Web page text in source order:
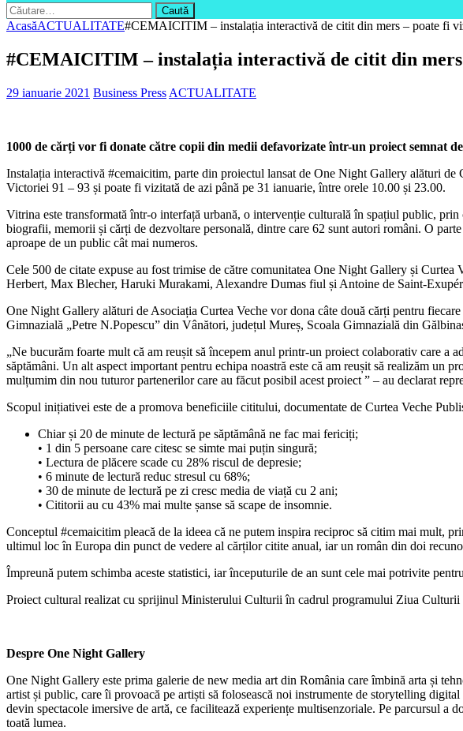
Caută
după:
AcasăACTUALITATE#CEMAICITIM – instalația interactivă de citit din mers – poate fi
#CEMAICITIM – instalația interactivă de citit din
29 ianuarie 2021 Business Press ACTUALITATE
1000 de cărți vor fi donate către copii din medii defavorizate într-un proiect semnat
Instalația interactivă #cemaicitim, parte din proiectul lansat de One Night Gallery alături
Victoriei 91 – 93 și poate fi vizitată de azi până pe 31 ianuarie, între orele 10.00 și 23.00.
Vitrina este transformată într-o interfață urbană, o intervenție culturală în spațiul public,
biografii, memorii și cărți de dezvoltare personală, dintre care 62 sunt autori români. O
aproape de un public cât mai numeros.
Cele 500 de citate expuse au fost trimise de către comunitatea One Night Gallery și
Herbert, Max Blecher, Haruki Murakami, Alexandre Dumas fiul și Antoine de Saint-
One Night Gallery alături de Asociația Curtea Veche vor dona câte două cărți pentru
Gimnazială „Petre N.Popescu” din Vânători, județul Mureș, Scoala Gimnazială din
„Ne bucurăm foarte mult că am reușit să începem anul printr-un proiect colaborativ care a
săptămâni. Un alt aspect important pentru echipa noastră este că am reușit să realizăm
mulțumim din nou tuturor partenerilor care au făcut posibil acest proiect ” – au declarat
Scopul inițiativei este de a promova beneficiile cititului, documentate de Curtea Veche
Chiar și 20 de minute de lectură pe săptămână ne fac mai fericiți;
• 1 din 5 persoane care citesc se simte mai puțin singură;
• Lectura de plăcere scade cu 28% riscul de depresie;
• 6 minute de lectură reduc stresul cu 68%;
• 30 de minute de lectură pe zi cresc media de viață cu 2 ani;
• Cititorii au cu 43% mai multe șanse să scape de insomnie.
Conceptul #cemaicitim pleacă de la ideea că ne putem inspira reciproc să citim mai mult,
ultimul loc în Europa din punct de vedere al cărților citite anual, iar un român din doi
Împreună putem schimba aceste statistici, iar începuturile de an sunt cele mai potrivite
Proiect cultural realizat cu sprijinul Ministerului Culturii în cadrul programului Ziua Culturii
Despre One Night Gallery
One Night Gallery este prima galerie de new media art din România care îmbină arta și
artist și public, care îi provoacă pe artiști să folosească noi instrumente de storytelling
devin spectacole imersive de artă, ce facilitează experiențe multisenzoriale. Pe parcursul
toată lumea.